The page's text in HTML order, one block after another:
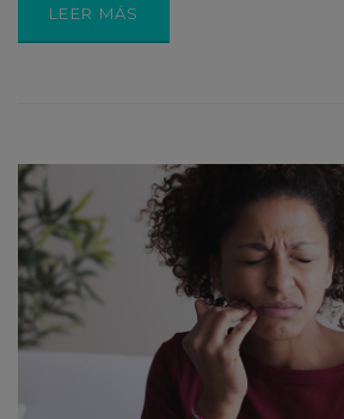
LEER MÁS